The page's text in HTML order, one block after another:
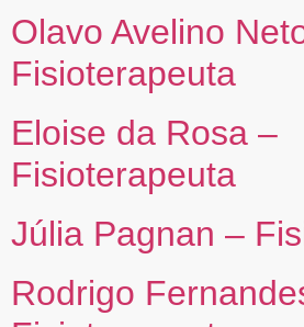
Olavo Avelino
Fisioterapeuta
Eloise da Rosa –
Fisioterapeuta
Júlia Pagnan –
Rodrigo